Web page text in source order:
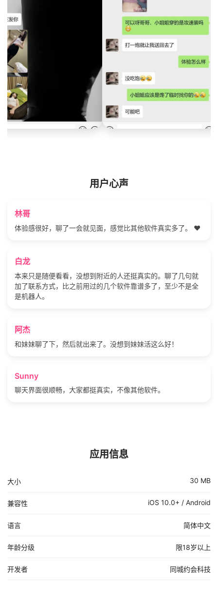
用户心声
林哥
体验感很好，聊了一会就见面，感觉比其他软件真实多了。 ❤️
白龙
本来只是随便看看，没想到附近的人还挺真实的。聊了几句就
加了联系方式，比之前用过的几个软件靠谱多了，至少不是全
是机器人。
阿杰
和妹妹聊了下，然后就出来了。没想到妹妹活这么好！
Sunny
聊天界面很顺畅，大家都挺真实，不像其他软件。
应用信息
大小 30 MB
兼容性 iOS 10.0+ / Android
语言 简体中文
年龄分级 限18岁以上
开发者 同城约会科技